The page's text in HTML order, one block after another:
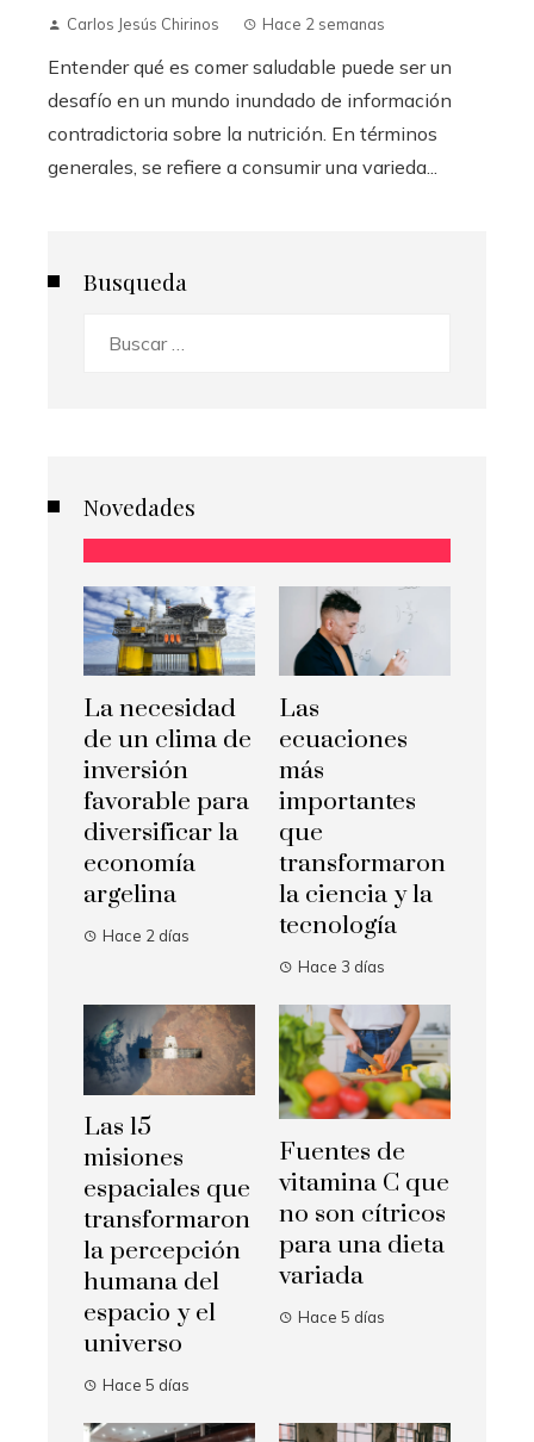
Carlos Jesús Chirinos Hace 2 semanas
Entender qué es comer saludable puede ser un
desafío en un mundo inundado de información
contradictoria sobre la nutrición. En términos
generales, se refiere a consumir una varieda...
Busqueda
Novedades
La necesidad
de un clima de
inversión
favorable para
diversificar la
economía
argelina
Hace 2 días
Las
ecuaciones
más
importantes
que
transformaron
la ciencia y la
tecnología
Hace 3 días
Las 15
misiones
espaciales que
transformaron
la percepción
humana del
espacio y el
universo
Hace 5 días
Fuentes de
vitamina C que
no son cítricos
para una dieta
variada
Hace 5 días